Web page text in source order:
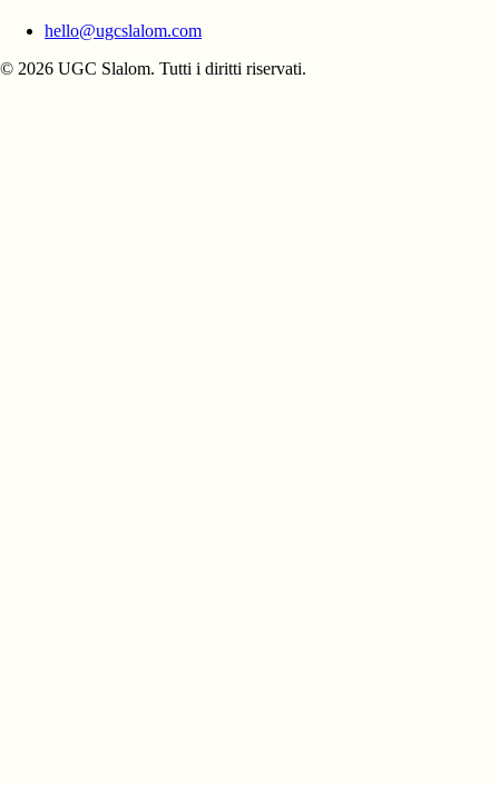
hello@ugcslalom.com
© 2026 UGC Slalom. Tutti i diritti riservati.